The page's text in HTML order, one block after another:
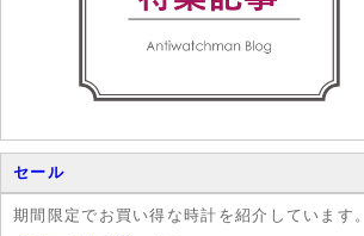
セール
期間限定でお買い得な時計を紹介しています。